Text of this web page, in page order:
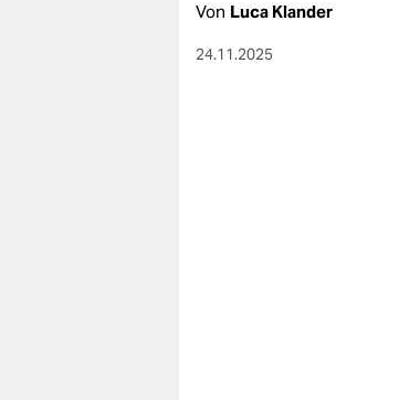
Von Luca Klander
24.11.2025